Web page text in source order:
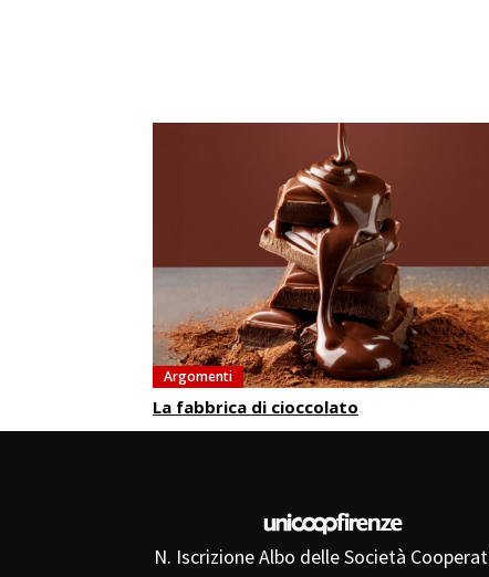
Argomenti
La fabbrica di cioccolato
N. Iscrizione Albo delle Società